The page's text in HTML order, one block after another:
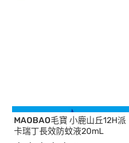
MAOBAO毛寶 小鹿山丘12H派
卡瑞丁長效防蚊液20mL